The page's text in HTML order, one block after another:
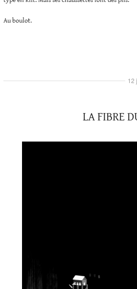
Au boulot.
LA FIBRE
12